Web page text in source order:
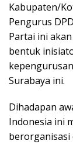
Kabupaten/
Pengurus
Partai ini
bentuk
Surabaya ini.
Dihadapan
Indonesia ini
berorganisasi